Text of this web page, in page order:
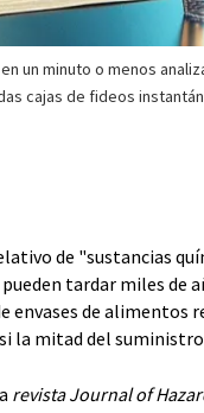
un minuto o menos
cajas de fideos
de "sustancias
tardar miles de
envases de alimentos
la mitad del
revista Journal of